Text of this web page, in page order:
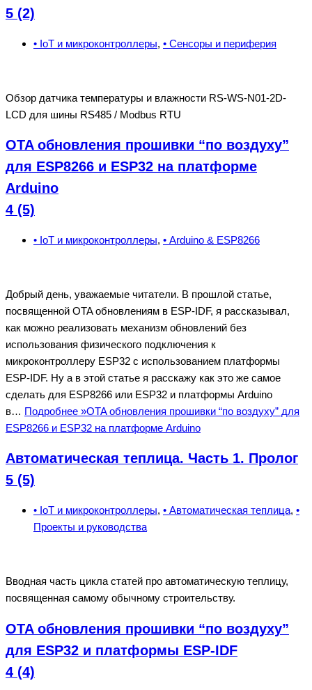
5 (2)
• IoT и микроконтроллеры, • Сенсоры и периферия
Обзор датчика температуры и влажности RS-WS-N01-2D-
LCD для шины RS485 / Modbus RTU
OTA обновления прошивки “по воздуху”
для ESP8266 и ESP32 на платформе
Arduino
4 (5)
• IoT и микроконтроллеры, • Arduino & ESP8266
Добрый день, уважаемые читатели. В прошлой статье,
посвященной OTA обновлениям в ESP-IDF, я рассказывал,
как можно реализовать механизм обновлений без
использования физического подключения к
микроконтроллеру ESP32 с использованием платформы
ESP-IDF. Ну а в этой статье я расскажу как это же самое
сделать для ESP8266 или ESP32 и платформы Arduino
в… Подробнее »OTA обновления прошивки “по воздуху” для
ESP8266 и ESP32 на платформе Arduino
Автоматическая теплица. Часть 1. Пролог
5 (5)
• IoT и микроконтроллеры, • Автоматическая теплица, •
Проекты и руководства
Вводная часть цикла статей про автоматическую теплицу,
посвященная самому обычному строительству.
OTA обновления прошивки “по воздуху”
для ESP32 и платформы ESP-IDF
4 (4)